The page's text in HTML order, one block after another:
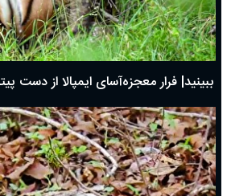
ببینید| فرار معجزه‌آسای ایمپالا از دست